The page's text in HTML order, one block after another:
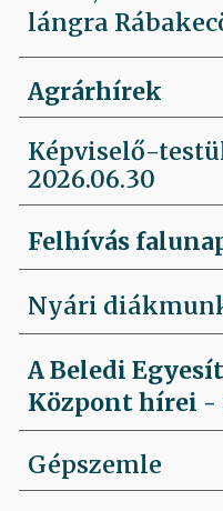
lángra
Agrárhírek
Képviselő-
2026.06.30
Felhívás
Nyári
A Beledi
Központ hírei -
Gépszemle